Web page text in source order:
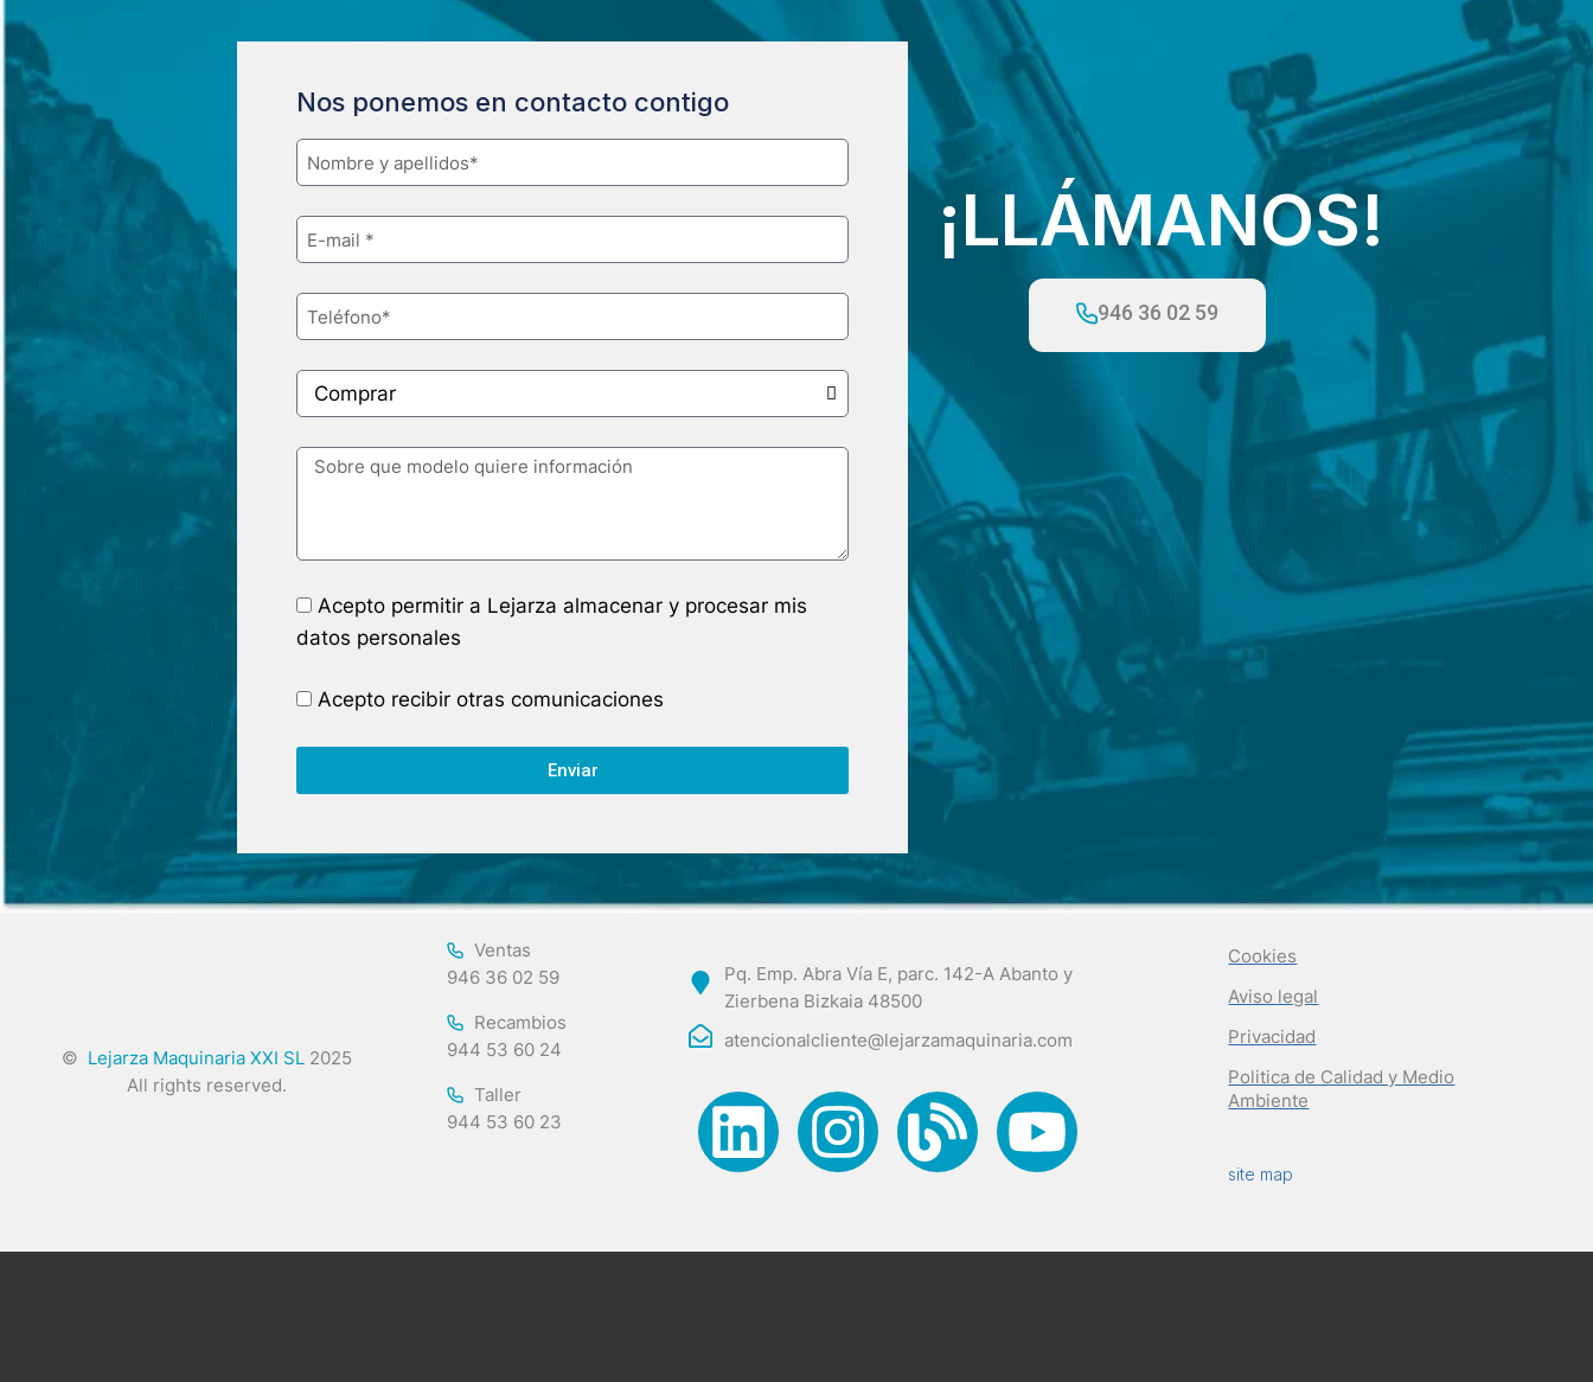
Nos ponemos en contacto contigo
Acepto permitir a Lejarza almacenar y procesar mis
datos personales
Acepto recibir otras comunicaciones
Enviar
¡LLÁMANOS!
946 36 02 59
© Lejarza Maquinaria XXI SL 2025
All rights reserved.
Ventas
946 36 02 59
Recambios
944 53 60 24
Taller
944 53 60 23
Pq. Emp. Abra Vía E, parc. 142-A Abanto y
Zierbena Bizkaia 48500
atencionalcliente@lejarzamaquinaria.com
Cookies
Aviso legal
Privacidad
Politica de Calidad y Medio
Ambiente
site map